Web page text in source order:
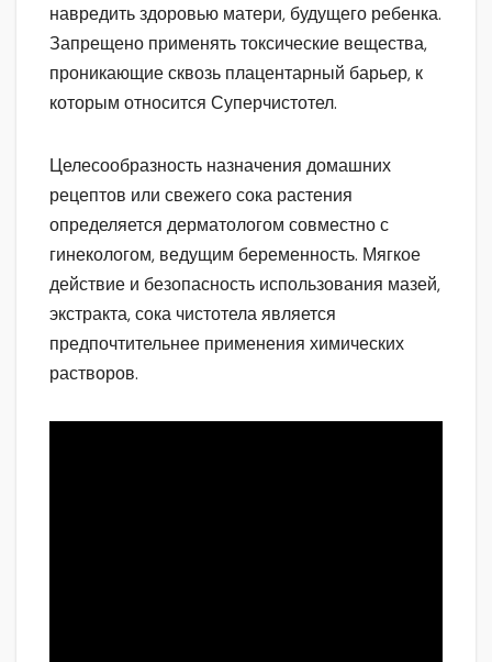
навредить здоровью матери, будущего ребенка.
Запрещено применять токсические вещества,
проникающие сквозь плацентарный барьер, к
которым относится Суперчистотел.
Целесообразность назначения домашних
рецептов или свежего сока растения
определяется дерматологом совместно с
гинекологом, ведущим беременность. Мягкое
действие и безопасность использования мазей,
экстракта, сока чистотела является
предпочтительнее применения химических
растворов.